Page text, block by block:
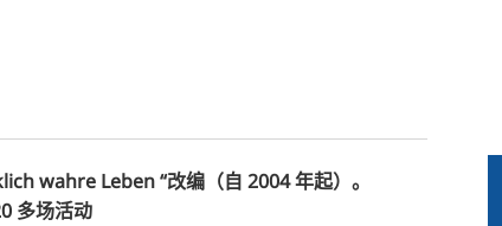
wahre Leben “改编（自 2004 年起）。
多场活动